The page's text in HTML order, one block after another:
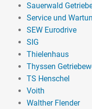
Sauerwald
Service und
SEW Eurodrive
SIG
Thielenhaus
Thyssen
TS Henschel
Voith
Walther Flender